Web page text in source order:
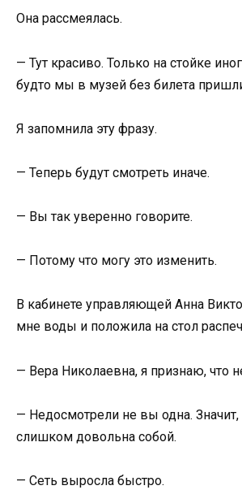
Она рассмеялась.
— Тут красиво. Только на стойке
будто мы в музей без билета
Я запомнила эту фразу.
— Теперь будут смотреть иначе.
— Вы так уверенно говорите.
— Потому что могу это изменить.
В кабинете управляющей Анна
мне воды и положила на стол
— Вера Николаевна, я признаю, что
— Недосмотрели не вы одна. Значит,
слишком довольна собой.
— Сеть выросла быстро.